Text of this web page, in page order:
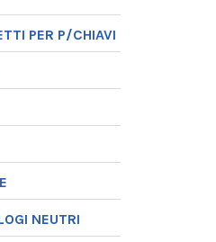
PER P/CHIAVI
NEUTRI